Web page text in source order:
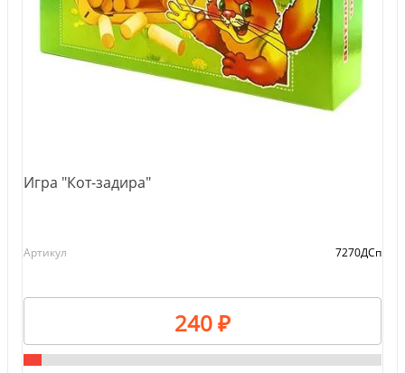
Игра "Кот-задира"
Артикул 7270ДСп
240 ₽